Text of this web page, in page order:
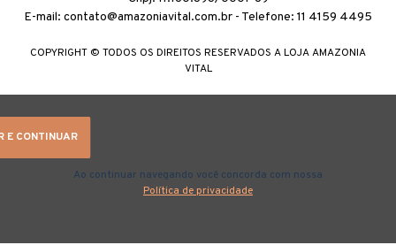
E-mail: contato@amazoniavital.com.br - Telefone: 11 4159 4495
COPYRIGHT © TODOS OS DIREITOS RESERVADOS A LOJA AMAZONIA
VITAL
E CONTINUAR
Ao continuar navegando você concorda com nossa
Política de privacidade